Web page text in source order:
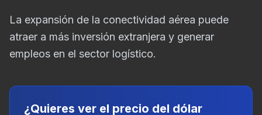
La expansión de la conectividad aérea puede
atraer a más inversión extranjera y generar
empleos en el sector logístico.
¿Quieres ver el precio del dólar